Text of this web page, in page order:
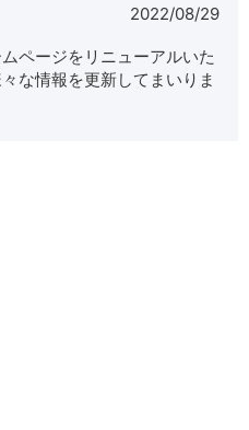
2022/08/29
ページをリニューアルいた
な情報を更新してまいりま